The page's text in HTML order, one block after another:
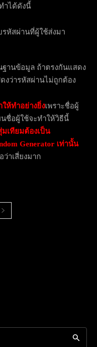
ำได้ดังนี้
รหัสผ่านที่ผู้ใช้ส่งมา
านข้อมูล ถ้าตรงกันแสดง
งว่ารหัสผ่านไม่ถูกต้อง
ห้ทำอย่างยิ่งเพราะชื่อผู้
ชื่อผู้ใช้จะทำให้วิธีนี้
มเทียมต้องเป็น
Generator เท่านั้น
ว่าเสี่ยงมาก